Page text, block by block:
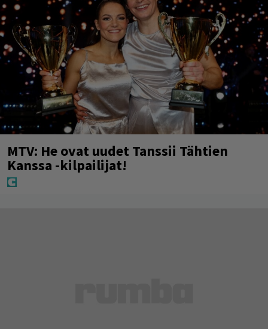
MTV: He ovat uudet Tanssii Tähtien
Kanssa -kilpailijat!